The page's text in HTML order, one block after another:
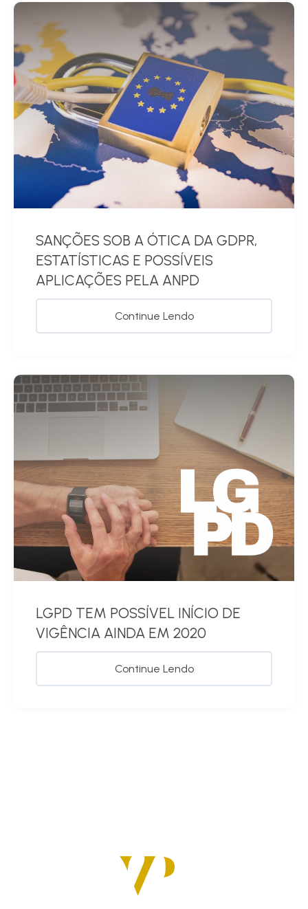
SANÇÕES SOB A ÓTICA DA GDPR,
ESTATÍSTICAS E POSSÍVEIS
APLICAÇÕES PELA ANPD
Continue Lendo
LGPD TEM POSSÍVEL INÍCIO DE
VIGÊNCIA AINDA EM 2020
Continue Lendo